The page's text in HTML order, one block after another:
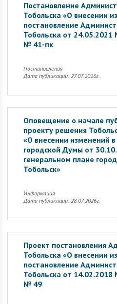
Постановление
Тобольска «О внесении
постановление
Тобольска от
№ 41-пк
Постановления
Дата публикации: 27.07.2026г.
Оповещение о начале
проекту решения
«О внесении изменений
городской Думы от
генеральном плане
Тобольск»
Информация
Дата публикации: 28.07.2026г.
Проект постановления
Тобольска «О внесении
постановление
Тобольска от 14.02.2018
№ 49